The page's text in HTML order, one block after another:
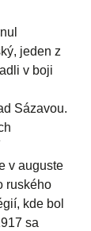
jeden z
v boji
Sázavou.
v auguste
ruského
kde bol
sa